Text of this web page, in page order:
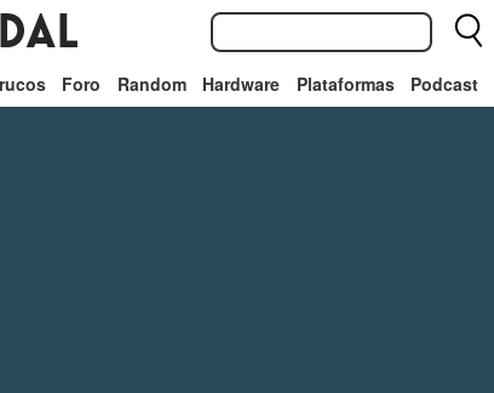
Foro Random Hardware Plataformas Podcast